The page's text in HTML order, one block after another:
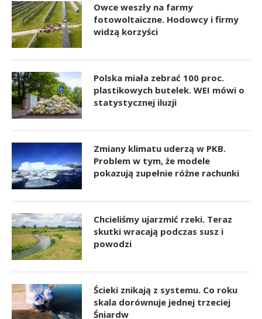
Owce weszły na farmy
fotowoltaiczne. Hodowcy i firmy
widzą korzyści
Polska miała zebrać 100 proc.
plastikowych butelek. WEI mówi o
statystycznej iluzji
Zmiany klimatu uderzą w PKB.
Problem w tym, że modele
pokazują zupełnie różne rachunki
Chcieliśmy ujarzmić rzeki. Teraz
skutki wracają podczas susz i
powodzi
Ścieki znikają z systemu. Co roku
skala dorównuje jednej trzeciej
Śniardw